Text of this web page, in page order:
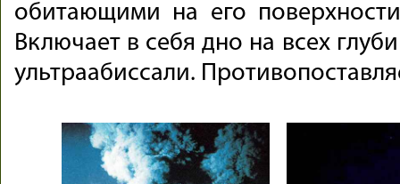
обитающими на его
Включает в себя дно на всех
ультраабиссали.